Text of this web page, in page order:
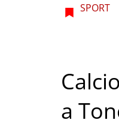
SPORT
a